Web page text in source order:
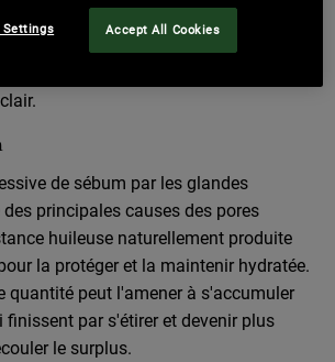
des pores dilatés sur votre visage ?
de sébum par les glandes
principales causes des pores
huileuse naturellement produite
la protéger et la maintenir hydratée.
quantité peut l'amener à s'accumuler
finissent par s'étirer et devenir plus
le surplus.
Settings Accept All Cookies